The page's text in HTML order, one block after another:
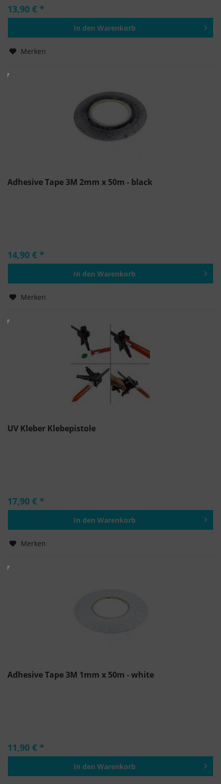
13,90 € *
In den Warenkorb
Merken
Adhesive Tape 3M 2mm x 50m - black
14,90 € *
In den Warenkorb
Merken
UV Kleber Klebepistole
17,90 € *
In den Warenkorb
Merken
Adhesive Tape 3M 1mm x 50m - white
11,90 € *
In den Warenkorb